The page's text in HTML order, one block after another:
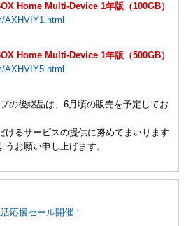
Home Multi-Device 1年版（100GB）
AXHVIY1.html
Home Multi-Device 1年版（500GB）
AXHVIY5.html
の後継品は、6月頃の販売を予定してお
けるサービスの提供に努めてまいります
お願い申し上げます。
応援セール開催！